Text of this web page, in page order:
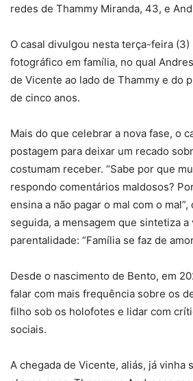
redes de Thammy Miranda, 43, e
O casal divulgou nesta terça-feira (3)
fotográfico em família, no qual
de Vicente ao lado de Thammy e do
de cinco anos.
Mais do que celebrar a nova fase, o
postagem para deixar um recado
costumam receber. “Sabe por que
respondo comentários maldosos?
ensina a não pagar o mal com o mal”,
seguida, a mensagem que sintetiza
parentalidade: “Família se faz de
Desde o nascimento de Bento, em
falar com mais frequência sobre os
filho sob os holofotes e lidar com
sociais.
A chegada de Vicente, aliás, já vinha